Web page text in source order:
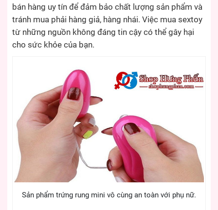
bán hàng uy tín để đảm bảo chất lượng sản phẩm và
tránh mua phải hàng giả, hàng nhái. Việc mua sextoy
từ những nguồn không đáng tin cậy có thể gây hại
cho sức khỏe của bạn.
Sản phẩm trứng rung mini vô cùng an toàn với phụ nữ.